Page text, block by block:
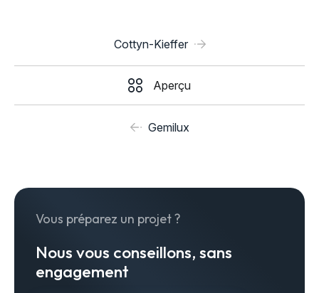
Gemilux
Aperçu
Cottyn-Kieffer
Vous préparez un projet ?
Nous vous conseillons, sans
engagement